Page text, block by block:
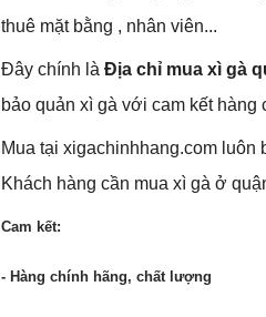
thuê mặt bằng , nhân viên...
Đây chính là Địa chỉ mua xì gà
bảo quản xì gà với cam kết hàng
Mua tại xigachinhhang.com
Khách hàng cần mua xì gà ở
Cam kết:
- Hàng chính hãng, chất lượng